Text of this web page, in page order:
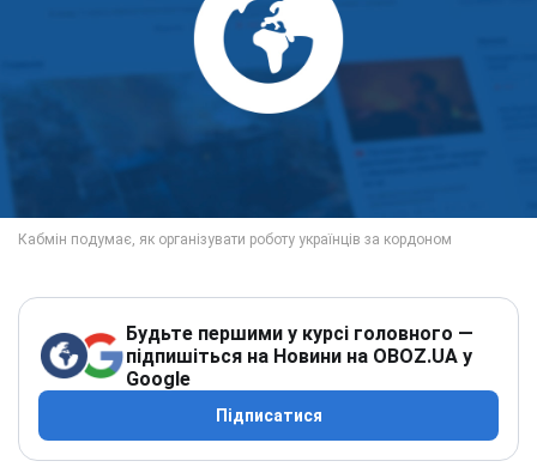
Будьте першими у курсі головного —
підпишіться на Новини на OBOZ.UA у
Google
Підписатися